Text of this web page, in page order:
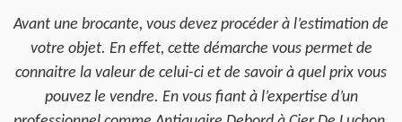
Avant une brocante, vous devez procéder à l’estimation de
votre objet. En effet, cette démarche vous permet de
connaitre la valeur de celui-ci et de savoir à quel prix vous
pouvez le vendre. En vous fiant à l’expertise d’un